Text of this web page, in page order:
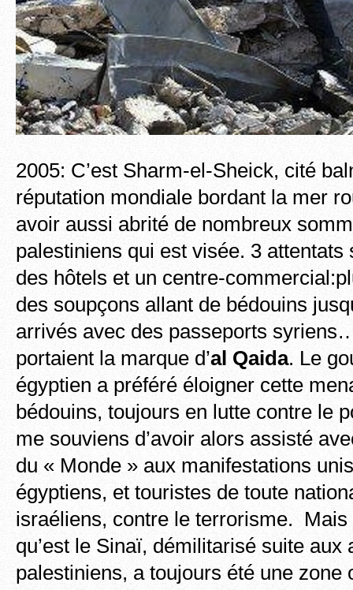
2005: C’est Sharm-el-Sheick, cité
réputation mondiale bordant la mer
avoir aussi abrité de nombreux
palestiniens qui est visée. 3 attentats
des hôtels et un centre-
des soupçons allant de bédouins
arrivés avec des passeports
portaient la marque d’al Qaida. Le
égyptien a préféré éloigner cette
bédouins, toujours en lutte contre le
me souviens d’avoir alors assisté
du « Monde » aux manifestations
égyptiens, et touristes de toute
israéliens, contre le terrorisme. Mais
qu’est le Sinaï, démilitarisé suite aux
palestiniens, a toujours été une zone